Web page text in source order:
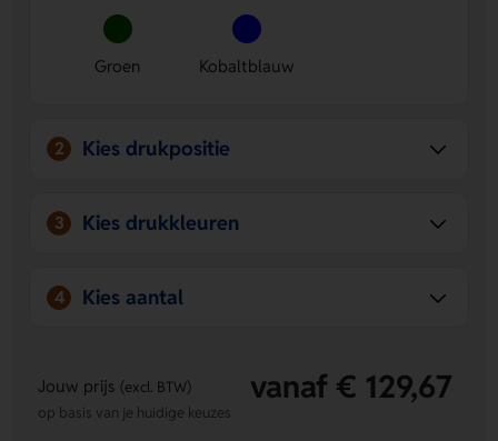
bruikbaar cadeau dat meteen opvalt op straat.
Groen Kobaltblauw
2 Kies drukpositie
3 Kies drukkleuren
4 Kies aantal
Jouw prijs (excl. BTW) vanaf € 129,67
op basis van je huidige keuzes